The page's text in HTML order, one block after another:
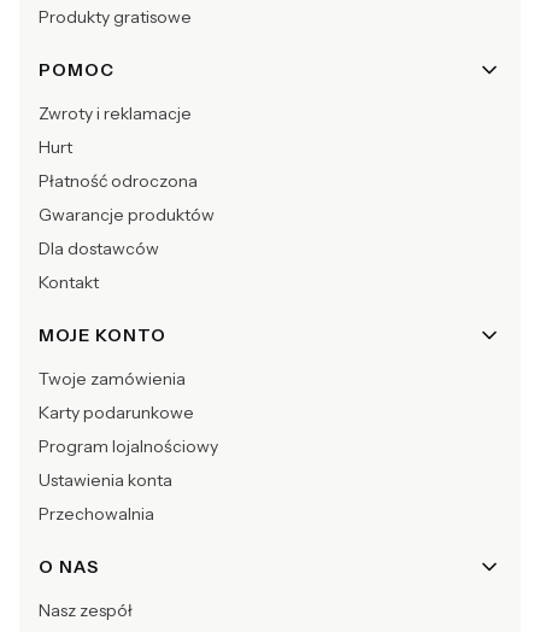
Produkty gratisowe
POMOC
Zwroty i reklamacje
Hurt
Płatność odroczona
Gwarancje produktów
Dla dostawców
Kontakt
MOJE KONTO
Twoje zamówienia
Karty podarunkowe
Program lojalnościowy
Ustawienia konta
Przechowalnia
O NAS
Nasz zespół